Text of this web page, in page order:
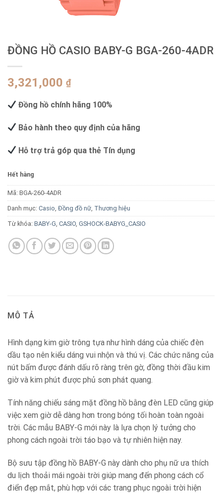
ĐỒNG HỒ CASIO BABY-G BGA-260-4ADR
3,321,000 ₫
Đồng hồ chính hãng 100%
Bảo hành theo quy định của hãng
Hỗ trợ trả góp qua thẻ Tín dụng
Hết hàng
Mã: BGA-260-4ADR
Danh mục: Casio, Đồng đồ nữ, Thương hiệu
Từ khóa: BABY-G, CASIO, GSHOCK-BABYG_CASIO
MÔ TẢ
Hình dạng kim giờ trông tựa như hình dáng của chiếc đèn
dầu tạo nên kiểu dáng vui nhộn và thú vị. Các chức năng của
nút bấm được đánh dấu rõ ràng trên gờ, đồng thời đầu kim
giờ và kim phút được phủ sơn phát quang.
Tính năng chiếu sáng mặt đồng hồ bằng đèn LED cũng giúp
việc xem giờ dễ dàng hơn trong bóng tối hoàn toàn ngoài
trời. Các mẫu BABY-G mới này là lựa chọn lý tưởng cho
phong cách ngoài trời táo bạo và tự nhiên hiện nay.
Bộ sưu tập đồng hồ BABY-G này dành cho phụ nữ ưa thích
du lịch thoải mái ngoài trời giúp mang đến phong cách cổ
điển đẹp mắt, phù hợp với các trang phục ngoài trời hiện